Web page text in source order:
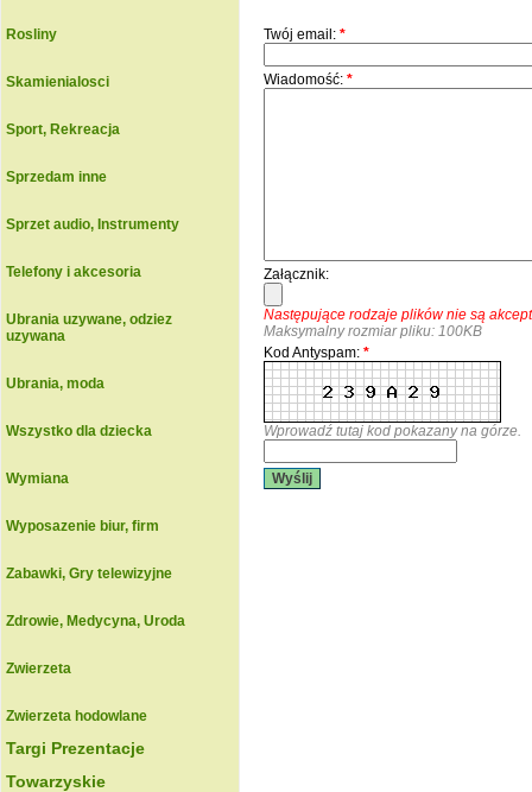
Rosliny
Skamienialosci
Sport, Rekreacja
Sprzedam inne
Sprzet audio, Instrumenty
Telefony i akcesoria
Ubrania uzywane, odziez
uzywana
Ubrania, moda
Wszystko dla dziecka
Wymiana
Wyposazenie biur, firm
Zabawki, Gry telewizyjne
Zdrowie, Medycyna, Uroda
Zwierzeta
Zwierzeta hodowlane
Targi Prezentacje
Towarzyskie
Twój email: *
Wiadomość: *
Załącznik:
Następujące rodzaje plików nie są
Maksymalny rozmiar pliku: 100KB
Kod Antyspam: *
Wprowadź tutaj kod pokazany na górze.
Wyślij